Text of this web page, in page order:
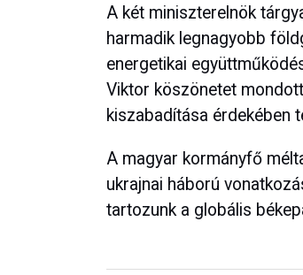
A két miniszterelnök
harmadik legnagyobb
energetikai
Viktor köszönetet
kiszabadítása érdekében
A magyar kormányfő
ukrajnai háború
tartozunk a globális